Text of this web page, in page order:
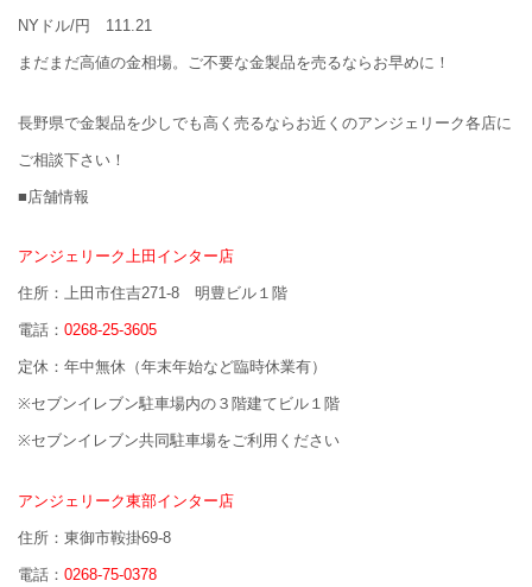
NYドル/円 111.21
まだまだ高値の金相場。ご不要な金製品を売るならお早めに！
長野県で金製品を少しでも高く売るならお近くのアンジェリーク各店に
ご相談下さい！
■店舗情報
アンジェリーク上田インター店
住所：上田市住吉271-8 明豊ビル１階
電話： 0268-25-3605
定休：年中無休（年末年始など臨時休業有）
※セブンイレブン駐車場内の３階建てビル１階
※セブンイレブン共同駐車場をご利用ください
アンジェリーク東部インター店
住所：東御市鞍掛69-8
電話： 0268-75-0378